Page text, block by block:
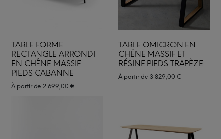
TABLE FORME
RECTANGLE ARRONDI
EN CHÊNE MASSIF
PIEDS CABANNE
À partir de 2 699,00 €
TABLE OMICRON EN
CHÊNE MASSIF ET
RÉSINE PIEDS TRAPÈZE
À partir de 3 829,00 €